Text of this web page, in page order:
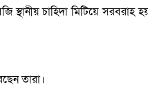
চাহিদা মিটিয়ে সরবরাহ
তারা।